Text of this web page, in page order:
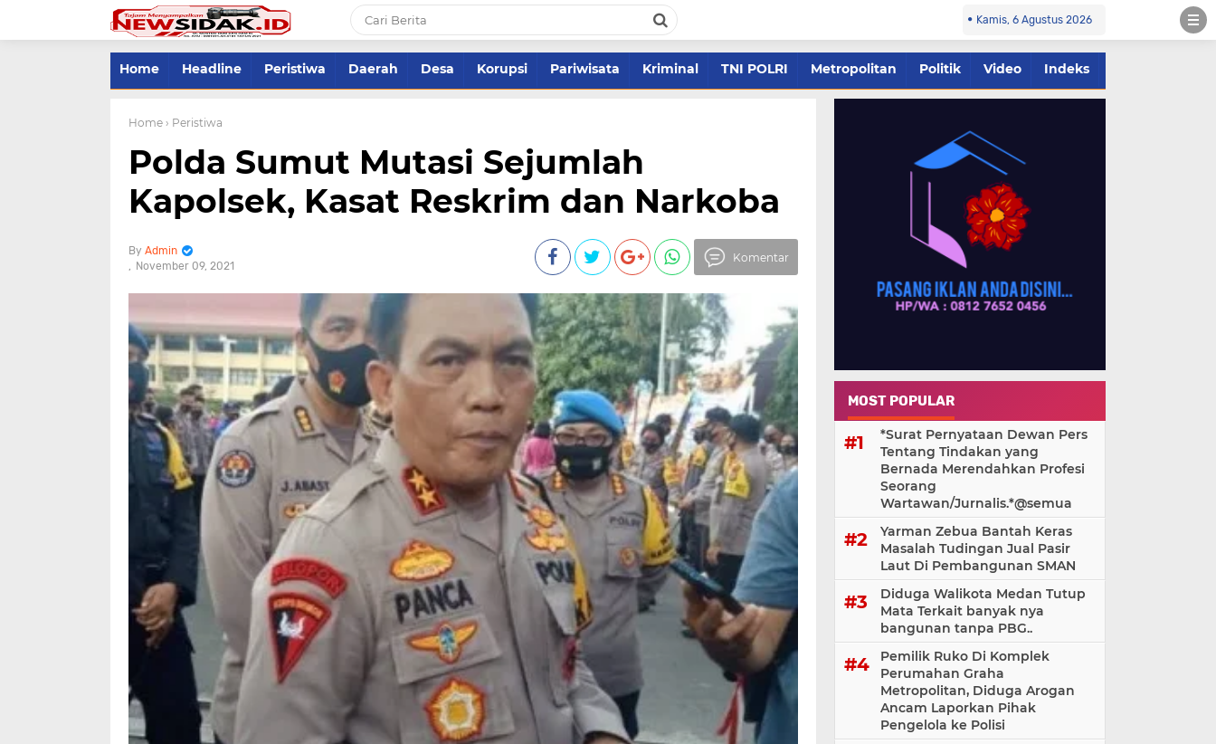
Kamis, 6 Agustus 2026
Home Headline Peristiwa Daerah Desa Korupsi Pariwisata Kriminal TNI POLRI Metropolitan Politik Video Indeks
Home › Peristiwa
Polda Sumut Mutasi Sejumlah
Kapolsek, Kasat Reskrim dan Narkoba
Admin
November 09, 2021
Komentar
MOST POPULAR
*Surat Pernyataan Dewan Pers
Tentang Tindakan yang
Bernada Merendahkan Profesi
Seorang
Wartawan/Jurnalis.*@⁨semua
Yarman Zebua Bantah Keras
Masalah Tudingan Jual Pasir
Laut Di Pembangunan SMAN
Diduga Walikota Medan Tutup
Mata Terkait banyak nya
bangunan tanpa PBG..
Pemilik Ruko Di Komplek
Perumahan Graha
Metropolitan, Diduga Arogan
Ancam Laporkan Pihak
Pengelola ke Polisi